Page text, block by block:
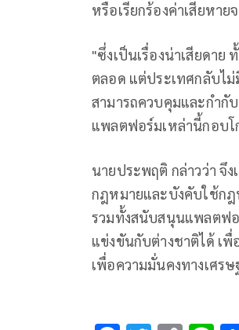
หรือเรียกร้องค่าเสียหาย
"ซึ่งเป็นเรื่องน่าเสียดา
ตลอด แต่ประเทศกลับไ
สามารถควบคุมและกำกั
แพลตฟอร์มเหล่านี้กอบ
นายประพฤติ กล่าวว่า จึ
กฎหมายและบังคับใช้กฎ
รวมทั้งสนับสนุนแพลตฟ
แข่งขันกับต่างชาติได้ เ
เพื่อความมั่นคงทางเศร